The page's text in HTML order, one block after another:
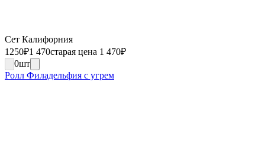
Сет Калифорния
1250₽1 470старая цена 1 470₽
0шт
Ролл Филадельфия с угрем